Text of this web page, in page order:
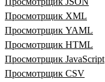
Просмотрщик XML
Просмотрщик YAML
Просмотрщик HTML
Просмотрщик JavaScript
Просмотрщик CSV